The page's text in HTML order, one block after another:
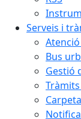
Serveis i
Bus
Gestió